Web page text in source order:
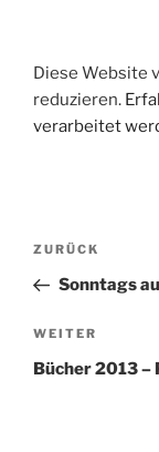
Diese Website
reduzieren.
verarbeitet
Vorheriger
Beitrag
ZURÜCK
Sonntags
Nächster
Beitrag
WEITER
Bücher 2013 –